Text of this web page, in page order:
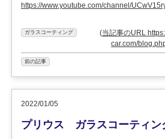
https://www.youtube.com/channel/
ガラスコーティング (当記事のURL
car.com/
前の記事
2022/01/05
プリウス ガラスコーティン